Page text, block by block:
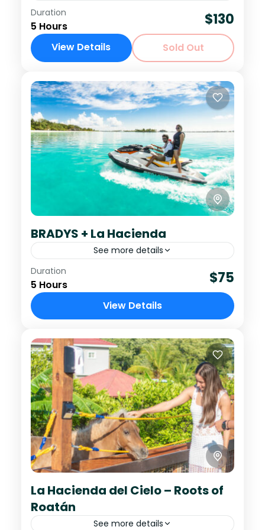
Siente la emoción de conducir un
ATV por los senderos rurales de
Roatán y termina tu recorrido en el
corazón de la isla: La Hacienda...
Duration
5 Hours $130
View Details Sold Out
BRADYS + La Hacienda
See more details
Una travesía para el alma, la mente
y los sentidos.Explora la esencia de
Roatán con una combinación
perfecta: conexión con la tierra,
cultura viva y...
Duration
5 Hours $75
View Details
La Hacienda del Cielo – Roots of
Roatán
See more details